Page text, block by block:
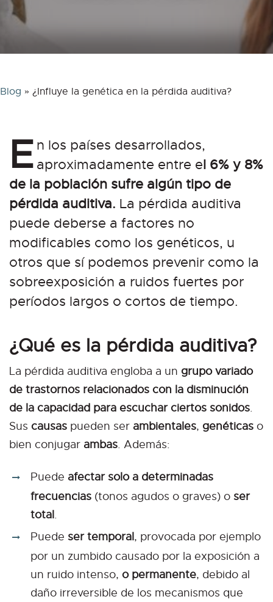
Blog » ¿Influye la genética en la pérdida auditiva?
E n los países desarrollados,
aproximadamente entre el 6% y 8%
de la población sufre algún tipo de
pérdida auditiva. La pérdida auditiva
puede deberse a factores no
modificables como los genéticos, u
otros que sí podemos prevenir como la
sobreexposición a ruidos fuertes por
períodos largos o cortos de tiempo.
¿Qué es la pérdida auditiva?
La pérdida auditiva engloba a un grupo variado
de trastornos relacionados con la disminución
de la capacidad para escuchar ciertos sonidos.
Sus causas pueden ser ambientales, genéticas o
bien conjugar ambas. Además:
Puede afectar solo a determinadas
frecuencias (tonos agudos o graves) o ser
total.
Puede ser temporal, provocada por ejemplo
por un zumbido causado por la exposición a
un ruido intenso, o permanente, debido al
daño irreversible de los mecanismos que